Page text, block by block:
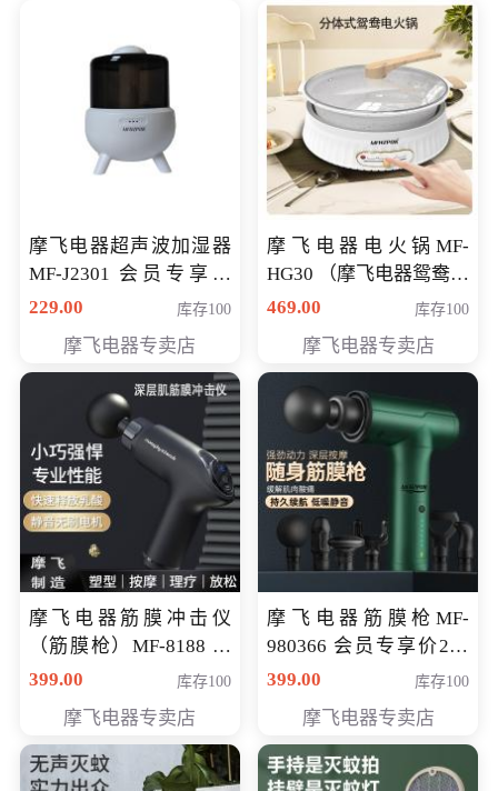
摩飞电器超声波加湿器
MF-J2301 会员专享价
168元
229.00 库存100
摩飞电器专卖店
摩飞电器电火锅MF-
HG30 （摩飞电器鸳鸯锅
MF-HG30 ） 会员专享价
469.00 库存100
摩飞电器专卖店
摩飞电器筋膜冲击仪
（筋膜枪）MF-8188 会
员专享价268元
399.00 库存100
摩飞电器专卖店
摩飞电器筋膜枪MF-
980366 会员专享价299
元
399.00 库存100
摩飞电器专卖店